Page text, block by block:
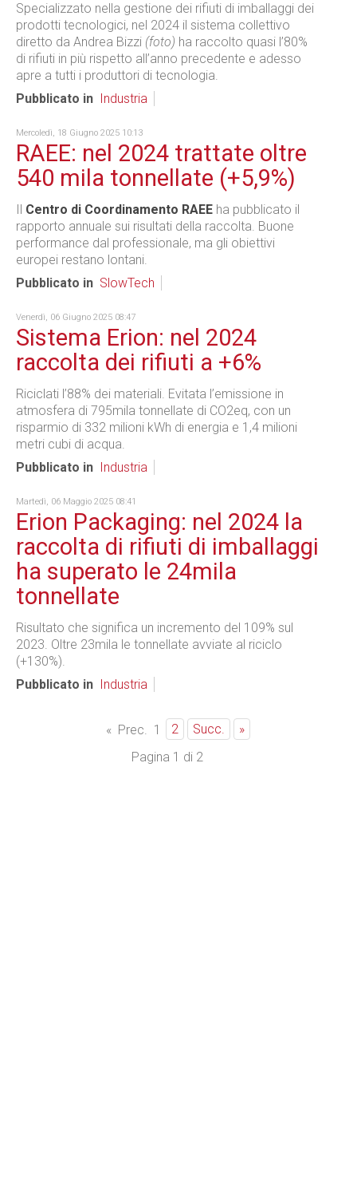
Specializzato nella gestione dei rifiuti di imballaggi dei
prodotti tecnologici, nel 2024 il sistema collettivo
diretto da Andrea Bizzi (foto) ha raccolto quasi l’80%
di rifiuti in più rispetto all’anno precedente e adesso
apre a tutti i produttori di tecnologia.
Pubblicato in
Industria
Mercoledì, 18 Giugno 2025 10:13
RAEE: nel 2024 trattate oltre
540 mila tonnellate (+5,9%)
Centro di Coordinamento RAEE ha pubblicato il
rapporto annuale sui risultati della raccolta. Buone
performance dal professionale, ma gli obiettivi
europei restano lontani.
Pubblicato in SlowTech
Venerdì, 06 Giugno 2025 08:47
Sistema Erion: nel 2024
raccolta dei rifiuti a +6%
Riciclati l’88% dei materiali. Evitata l’emissione in
atmosfera di 795mila tonnellate di CO2eq, con un
risparmio di 332 milioni kWh di energia e 1,4 milioni
metri cubi di acqua.
Pubblicato in
Industria
Martedì, 06 Maggio 2025 08:41
Erion Packaging: nel 2024 la
raccolta di rifiuti di imballaggi
ha superato le 24mila
tonnellate
Risultato che significa un incremento del 109% sul
2023. Oltre 23mila le tonnellate avviate al riciclo
(+130%).
Pubblicato in
Industria
« Prec. 1 2 Succ.
»
Pagina 1 di 2